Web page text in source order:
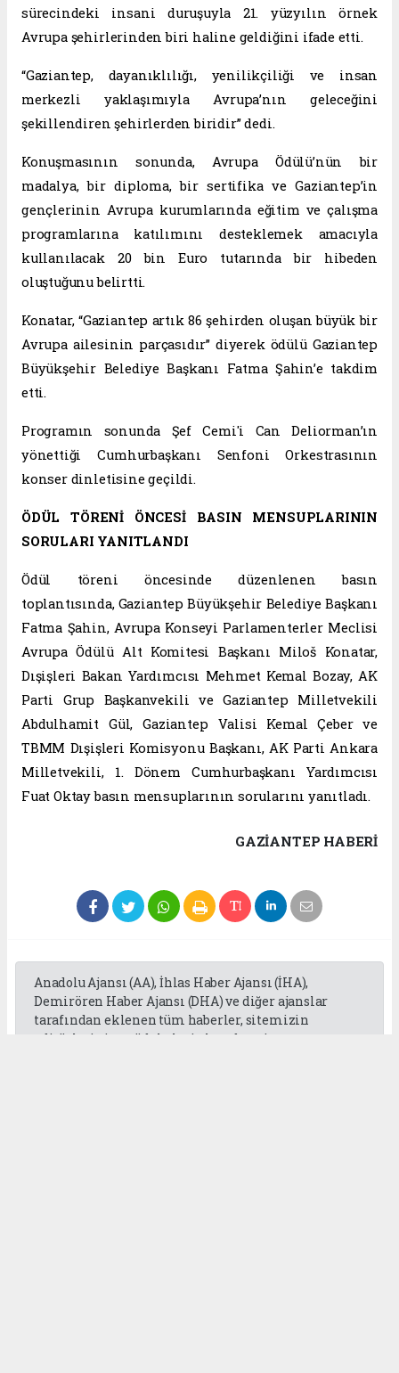
sürecindeki insani duruşuyla 21. yüzyılın örnek
Avrupa şehirlerinden biri haline geldiğini ifade etti.
“Gaziantep, dayanıklılığı, yenilikçiliği ve insan
merkezli yaklaşımıyla Avrupa’nın geleceğini
şekillendiren şehirlerden biridir” dedi.
Konuşmasının sonunda, Avrupa Ödülü’nün bir
madalya, bir diploma, bir sertifika ve Gaziantep’in
gençlerinin Avrupa kurumlarında eğitim ve çalışma
programlarına katılımını desteklemek amacıyla
kullanılacak 20 bin Euro tutarında bir hibeden
oluştuğunu belirtti.
Konatar, “Gaziantep artık 86 şehirden oluşan büyük bir
Avrupa ailesinin parçasıdır” diyerek ödülü Gaziantep
Büyükşehir Belediye Başkanı Fatma Şahin’e takdim
etti.
Programın sonunda Şef Cemi'i Can Deliorman’ın
yönettiği Cumhurbaşkanı Senfoni Orkestrasının
konser dinletisine geçildi.
ÖDÜL TÖRENİ ÖNCESİ BASIN MENSUPLARININ
SORULARI YANITLANDI
Ödül töreni öncesinde düzenlenen basın
toplantısında, Gaziantep Büyükşehir Belediye Başkanı
Fatma Şahin, Avrupa Konseyi Parlamenterler Meclisi
Avrupa Ödülü Alt Komitesi Başkanı Miloš Konatar,
Dışişleri Bakan Yardımcısı Mehmet Kemal Bozay, AK
Parti Grup Başkanvekili ve Gaziantep Milletvekili
Abdulhamit Gül, Gaziantep Valisi Kemal Çeber ve
TBMM Dışişleri Komisyonu Başkanı, AK Parti Ankara
Milletvekili, 1. Dönem Cumhurbaşkanı Yardımcısı
Fuat Oktay basın mensuplarının sorularını yanıtladı.
GAZIANTEP HABERİ
Anadolu Ajansı (AA), İhlas Haber Ajansı (İHA),
Demirören Haber Ajansı (DHA) ve diğer ajanslar
tarafından eklenen tüm haberler, sitemizin
editörlerinin müdahalesi olmadan ajans